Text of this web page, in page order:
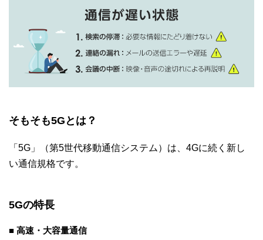
そもそも5Gとは？
「5G」（第5世代移動通信システム）は、4Gに続く新し
い通信規格です。
5Gの特長
■ 高速・大容量通信